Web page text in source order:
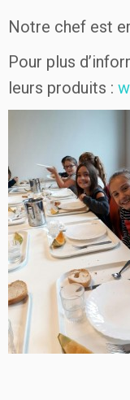
Notre chef est
Pour plus
leurs produits :